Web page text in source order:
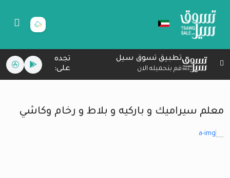
تطبيق تسوق سيل
قم بتحميله الان
تجده
على:
معلم سيراميك و باركيه و بلاط و رخام وكاشي